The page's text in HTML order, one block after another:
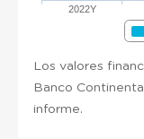
2022Y
Los valores
Banco
informe.